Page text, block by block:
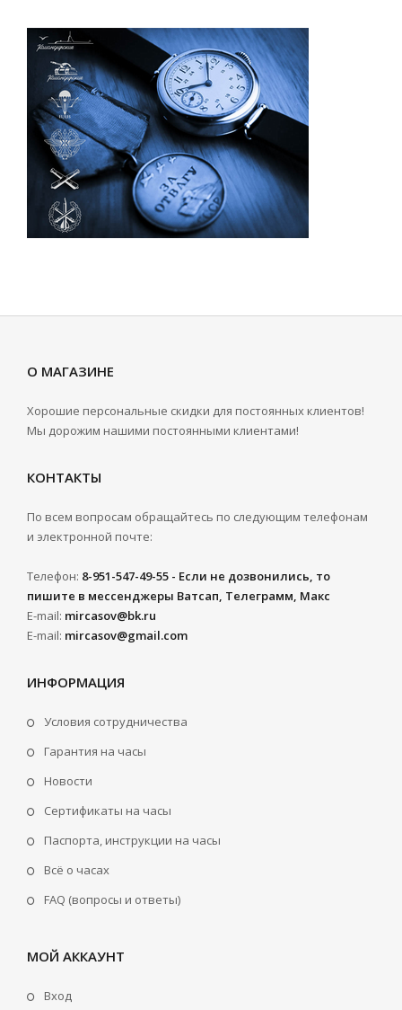
О МАГАЗИНЕ
Хорошие персональные скидки для постоянных клиентов!
Мы дорожим нашими постоянными клиентами!
КОНТАКТЫ
По всем вопросам обращайтесь по следующим телефонам
и электронной почте:
Телефон: 8-951-547-49-55 - Если не дозвонились, то
пишите в мессенджеры Ватсап, Телеграмм, Макс
E-mail: mircasov@bk.ru
E-mail: mircasov@gmail.com
ИНФОРМАЦИЯ
Условия сотрудничества
Гарантия на часы
Новости
Сертификаты на часы
Паспорта, инструкции на часы
Всё о часах
FAQ (вопросы и ответы)
МОЙ АККАУНТ
Вход